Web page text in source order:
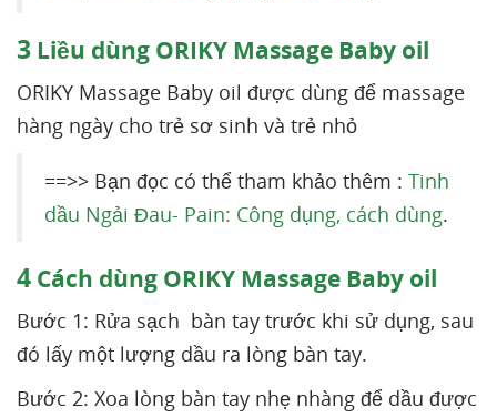
3 Liều dùng ORIKY Massage Baby oil
ORIKY Massage Baby oil được dùng để massage
hàng ngày cho trẻ sơ sinh và trẻ nhỏ
==>> Bạn đọc có thể tham khảo thêm : Tinh
dầu Ngải Đau- Pain: Công dụng, cách dùng.
4 Cách dùng ORIKY Massage Baby oil
Bước 1: Rửa sạch bàn tay trước khi sử dụng, sau
đó lấy một lượng dầu ra lòng bàn tay.
Bước 2: Xoa lòng bàn tay nhẹ nhàng để dầu được